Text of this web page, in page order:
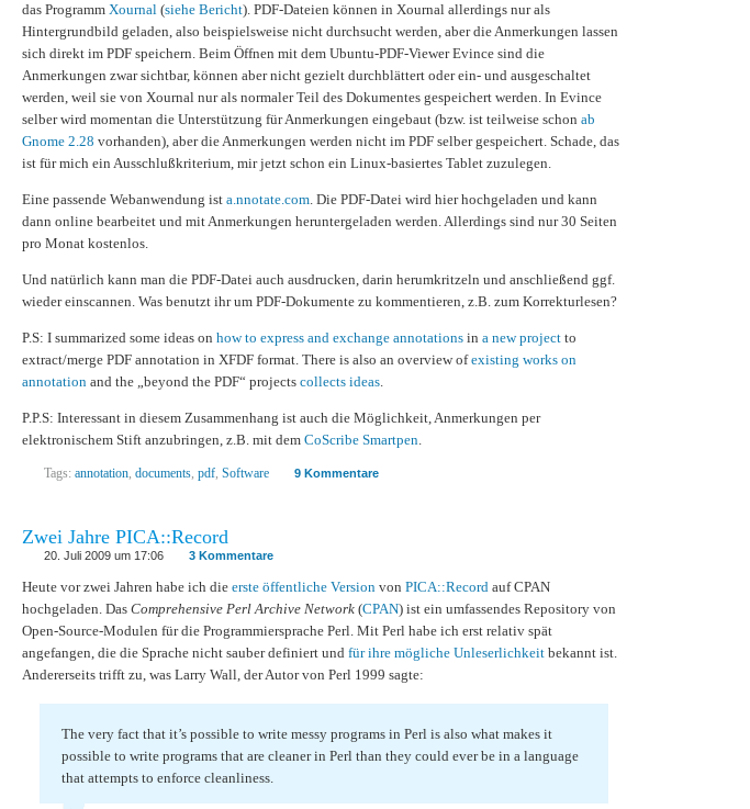
das Programm Xournal (siehe Bericht). PDF-Dateien können in Xournal allerdings nur als
Hintergrundbild geladen, also beispielsweise nicht durchsucht werden, aber die Anmerkungen lassen
sich direkt im PDF speichern. Beim Öffnen mit dem Ubuntu-PDF-Viewer Evince sind die
Anmerkungen zwar sichtbar, können aber nicht gezielt durchblättert oder ein- und ausgeschaltet
werden, weil sie von Xournal nur als normaler Teil des Dokumentes gespeichert werden. In Evince
selber wird momentan die Unterstützung für Anmerkungen eingebaut (bzw. ist teilweise schon ab
Gnome 2.28 vorhanden), aber die Anmerkungen werden nicht im PDF selber gespeichert. Schade, das
ist für mich ein Ausschlußkriterium, mir jetzt schon ein Linux-basiertes Tablet zuzulegen.
Eine passende Webanwendung ist a.nnotate.com. Die PDF-Datei wird hier hochgeladen und kann
dann online bearbeitet und mit Anmerkungen heruntergeladen werden. Allerdings sind nur 30 Seiten
pro Monat kostenlos.
Und natürlich kann man die PDF-Datei auch ausdrucken, darin herumkritzeln und anschließend ggf.
wieder einscannen. Was benutzt ihr um PDF-Dokumente zu kommentieren, z.B. zum Korrekturlesen?
P.S: I summarized some ideas on how to express and exchange annotations in a new project to
extract/merge PDF annotation in XFDF format. There is also an overview ofexisting works on
annotation and the „beyond the PDF“ projects collects ideas.
P.P.S: Interessant in diesem Zusammenhang ist auch die Möglichkeit, Anmerkungen per
elektronischem Stift anzubringen, z.B. mit dem CoScribe Smartpen.
Tags: annotation, documents, pdf, Software 9 Kommentare
Zwei Jahre PICA::Record
20. Juli 2009 um 17:06 3 Kommentare
Heute vor zwei Jahren habe ich die erste öffentliche Version von PICA::Record auf CPAN
hochgeladen. Das Comprehensive Perl Archive Network (CPAN) ist ein umfassendes Repository von
Open-Source-Modulen für die Programmiersprache Perl. Mit Perl habe ich erst relativ spät
angefangen, die die Sprache nicht sauber definiert und für ihre mögliche Unleserlichkeit bekannt ist.
Andererseits trifft zu, was Larry Wall, der Autor von Perl 1999 sagte:
The very fact that it’s possible to write messy programs in Perl is also what makes it
possible to write programs that are cleaner in Perl than they could ever be in a language
that attempts to enforce cleanliness.